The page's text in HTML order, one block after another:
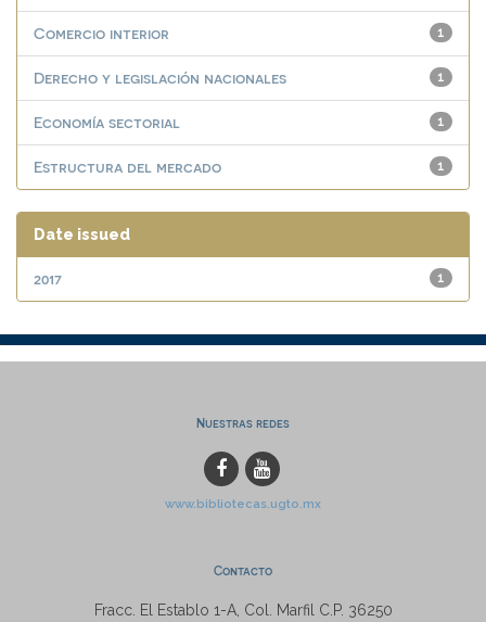
1
Comercio interior
1
Derecho y legislación nacionales
1
Economía sectorial
1
Estructura del mercado
Date issued
1
2017
Nuestras redes
www.bibliotecas.ugto.mx
Contacto
Fracc. El Establo 1-A, Col. Marfil C.P. 36250